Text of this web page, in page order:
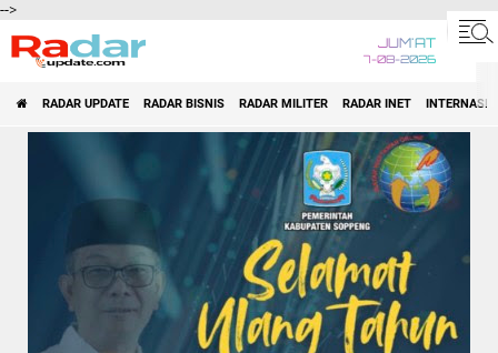
-->
JUM'AT
7-08-2026
RADAR UPDATE RADAR BISNIS RADAR MILITER RADAR INET